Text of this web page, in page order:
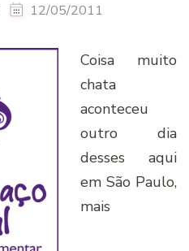
12/05/2011
Coisa muito
chata
aconteceu
outro dia
desses aqui
em São Paulo,
mais